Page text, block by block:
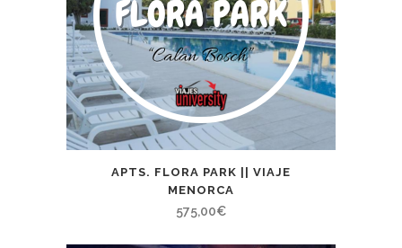
APTS. FLORA PARK || VIAJE
MENORCA
575,00€